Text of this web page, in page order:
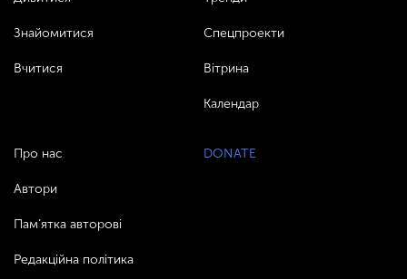
Знайомитися
Вчитися
Спецпроекти
Вітрина
Календар
Про нас
Автори
Пам’ятка авторові
Редакційна політика
DONATE